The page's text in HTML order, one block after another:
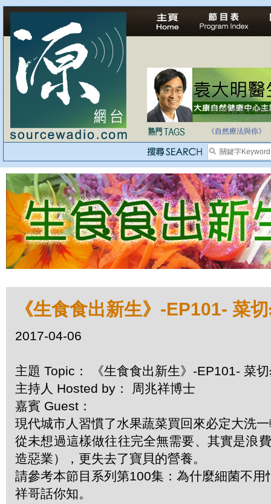
法治社會並不等同
自家教育合法化-
《自然療法與你》
《生食食出新生》-EP101- 菜
2017-04-06
主題 Topic： 《生食食出新生》-EP101- 菜
主持人 Hosted by： 周兆祥博士
嘉賓 Guest：
現代城市人習慣了水果蔬菜買回來必定大洗
從未想過這樣做往往完全無需要、其實是浪
造惡業），更失去了寶貝的營養。
請參考本節目系列第100集：為什麼細菌不用
祥哥話你知。